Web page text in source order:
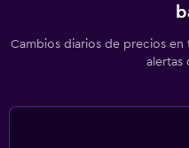
Cambios diarios de precios
alertas